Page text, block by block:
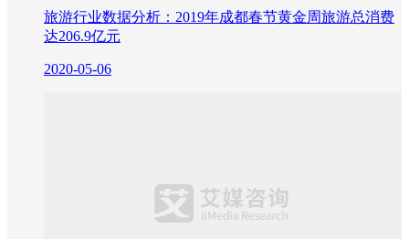
旅游行业数据分析：2019年成都春节黄金周旅游总消费
达206.9亿元
2020-05-06